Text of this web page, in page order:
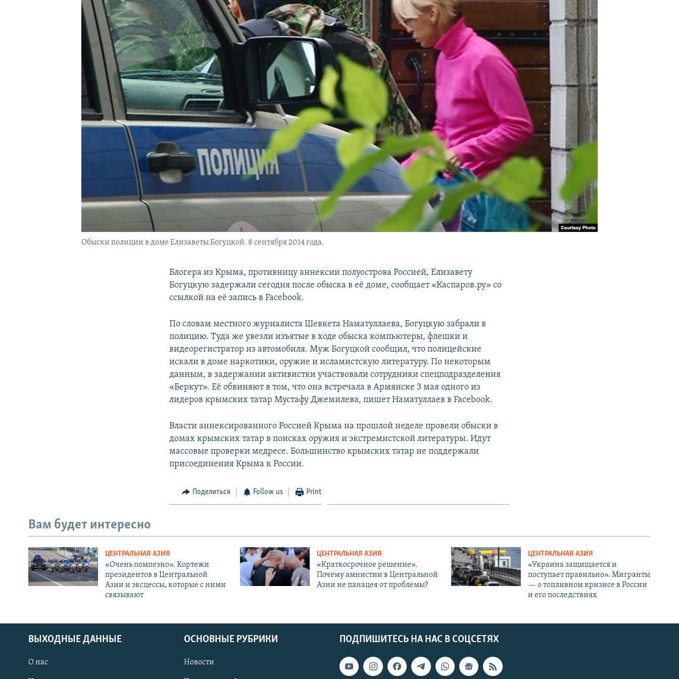
Обыски полиции в доме Елизаветы Богуцкой. 8 сентября 2014 года.
Блогера из Крыма, противницу аннексии полуострова Россией, Елизавету
Богуцкую задержали сегодня после обыска в её доме, сообщает «Каспаров.ру» со
ссылкой на её запись в Facebook.
По словам местного журналиста Шевкета Наматуллаева, Богуцкую забрали в
полицию. Туда же увезли изъятые в ходе обыска компьютеры, флешки и
видеорегистратор из автомобиля. Муж Богуцкой сообщил, что полицейские
искали в доме наркотики, оружие и исламистскую литературу. По некоторым
данным, в задержании активистки участвовали сотрудники спецподразделения
«Беркут». Её обвиняют в том, что она встречала в Армянске 3 мая одного из
лидеров крымских татар Мустафу Джемилева, пишет Наматуллаев в Facebook.
Власти аннексированного Россией Крыма на прошлой неделе провели обыски в
домах крымских татар в поисках оружия и экстремистской литературы. Идут
массовые проверки медресе. Большинство крымских татар не поддержали
присоединения Крыма к России.
Поделиться Follow us Print
Вам будет интересно
ЦЕНТРАЛЬНАЯ АЗИЯ
«Очень помпезно». Кортежи
президентов в Центральной
Азии и эксцессы, которые с ними
связывают
ЦЕНТРАЛЬНАЯ АЗИЯ
«Краткосрочное решение».
Почему амнистии в Центральной
Азии не панацея от проблемы?
ЦЕНТРАЛЬНАЯ АЗИЯ
«Украина защищается и
поступает правильно». Мигранты
— о топливном кризисе в России
и его последствиях
ПОДПИШИТЕСЬ НА НАС В СОЦСЕТЯХ
ВЫХОДНЫЕ ДАННЫЕ
О нас
ОСНОВНЫЕ РУБРИКИ
Новости